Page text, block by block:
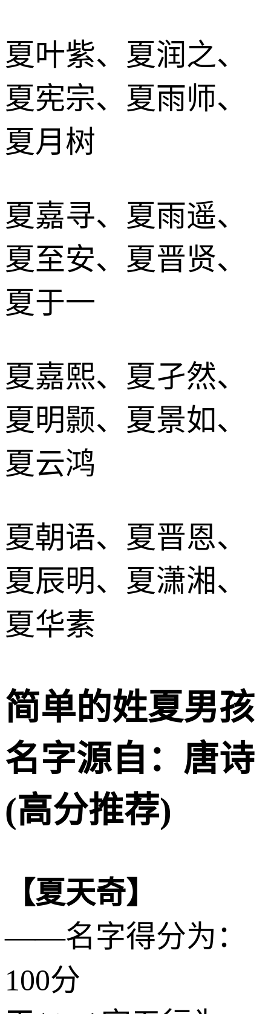
夏叶紫、夏润之、
夏宪宗、夏雨师、
夏月树
夏嘉寻、夏雨遥、
夏至安、夏晋贤、
夏于一
夏嘉熙、夏孑然、
夏明颢、夏景如、
夏云鸿
夏朝语、夏晋恩、
夏辰明、夏潇湘、
夏华素
简单的姓夏男孩
名字源自：唐诗
(高分推荐)
【夏天奇】
——名字得分为：
100分